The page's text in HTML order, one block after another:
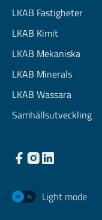
LKAB Fastigheter
LKAB Kimit
LKAB Mekaniska
LKAB Minerals
LKAB Wassara
Samhällsutveckling
Light mode